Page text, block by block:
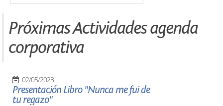
Próximas Actividades agenda
corporativa
02/05/2023
Presentación Libro "Nunca me fui de
tu regazo"